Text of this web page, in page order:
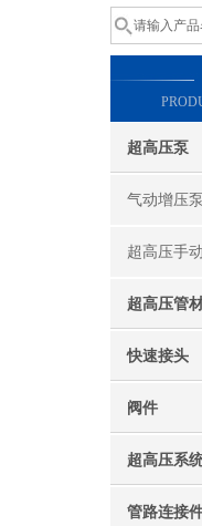
超高压泵
气动增压泵
超高压手
超高压管
快速接头
阀件
超高压系
管路连接